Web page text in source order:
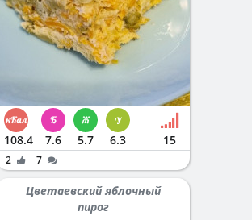
108.4 7.6 5.7 6.3 15
2 7
Цветаевский яблочный
пирог